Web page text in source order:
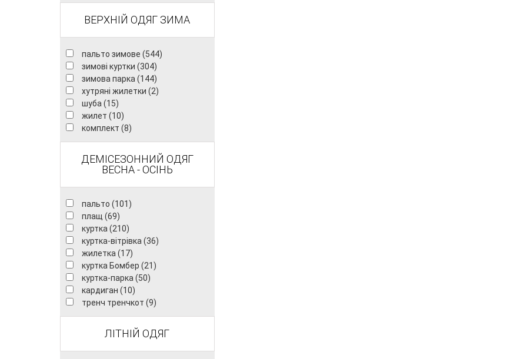
ВЕРХНІЙ ОДЯГ ЗИМА
пальто зимове (544)
зимові куртки (304)
зимова парка (144)
хутряні жилетки (2)
шуба (15)
жилет (10)
комплект (8)
ДЕМІСЕЗОННИЙ ОДЯГ
ВЕСНА - ОСІНЬ
пальто (101)
плащ (69)
куртка (210)
куртка-вітрівка (36)
жилетка (17)
куртка Бомбер (21)
куртка-парка (50)
кардиган (10)
тренч тренчкот (9)
ЛІТНІЙ ОДЯГ